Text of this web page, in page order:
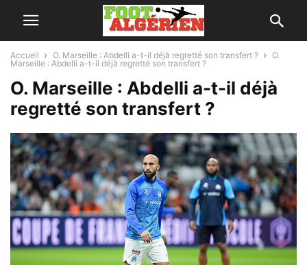
Accueil O. Marseille : Abdelli a-t-il déjà regretté son transfert ?
O.
Marseille : Abdelli a-t-il déjà regretté son transfert ?
O. Marseille : Abdelli a-t-il déjà
regretté son transfert ?